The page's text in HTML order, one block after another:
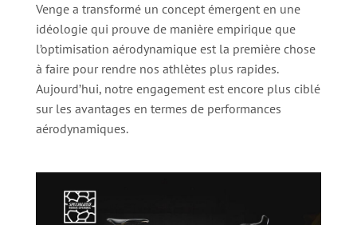
Venge a transformé un concept émergent en une
idéologie qui prouve de manière empirique que
l’optimisation aérodynamique est la première chose
à faire pour rendre nos athlètes plus rapides.
Aujourd’hui, notre engagement est encore plus ciblé
sur les avantages en termes de performances
aérodynamiques.